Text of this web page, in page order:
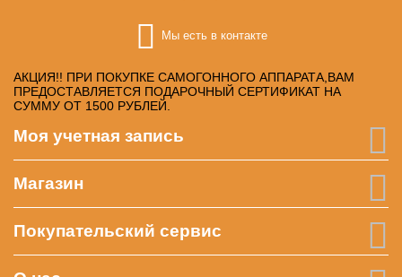
Мы есть в контакте
АКЦИЯ!! ПРИ ПОКУПКЕ САМОГОННОГО АППАРАТА,ВАМ
ПРЕДОСТАВЛЯЕТСЯ ПОДАРОЧНЫЙ СЕРТИФИКАТ НА
СУММУ ОТ 1500 РУБЛЕЙ.
Моя учетная запись
Магазин
Покупательский сервис